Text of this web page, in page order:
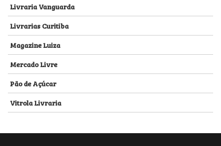
Livraria Vanguarda
Livrarias Curitiba
Magazine Luiza
Mercado Livre
Pão de Açúcar
Vitrola Livraria